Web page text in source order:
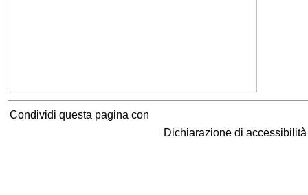
Condividi questa pagina con
Dichiarazione di